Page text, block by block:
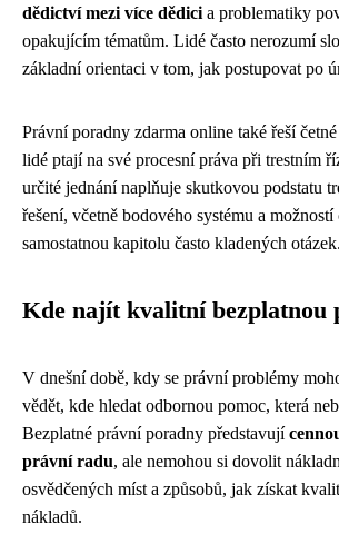
dědictví mezi více dědici a problematiky
opakujícím tématům. Lidé často nerozumí
základní orientaci v tom, jak postupovat po
Právní poradny zdarma online také řeší
lidé ptají na své procesní práva při trestním
určité jednání naplňuje skutkovou podstatu
řešení, včetně bodového systému a
samostatnou kapitolu často kladených otázek.
Kde najít kvalitní bezplatnou
V dnešní době, kdy se právní problémy
vědět, kde hledat odbornou pomoc, která
Bezplatné právní poradny představují
právní radu, ale nemohou si dovolit
osvědčených míst a způsobů, jak získat
nákladů.